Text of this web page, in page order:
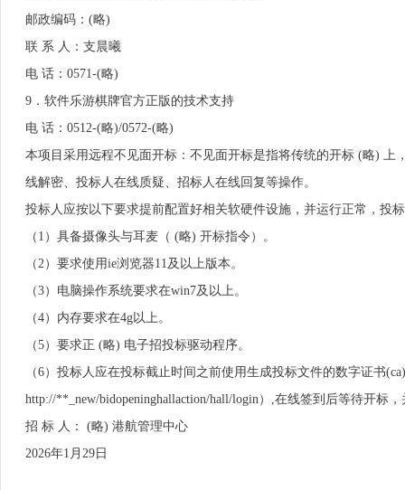
邮政编码：(略)
联 系 人：支晨曦
电 话：0571-(略)
9．软件乐游棋牌官方正版的技术支持
电 话：0512-(略)/0572-(略)
本项目采用远程不见面开标：不见面开标是指将传统的开标 (略)
线解密、投标人在线质疑、招标人在线回复等操作。
投标人应按以下要求提前配置好相关软硬件设施，并运行正常，投
（1）具备摄像头与耳麦（ (略) 开标指令）。
（2）要求使用ie浏览器11及以上版本。
（3）电脑操作系统要求在win7及以上。
（4）内存要求在4g以上。
（5）要求正 (略) 电子招投标驱动程序。
（6）投标人应在投标截止时间之前使用生成投标文件的数字证书
http://**_new/bidopeninghallaction/hall/login）,在线签到后等待开标
招 标 人： (略) 港航管理中心
2026年1月29日